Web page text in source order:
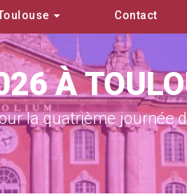
Contact
À
la quatrième journée